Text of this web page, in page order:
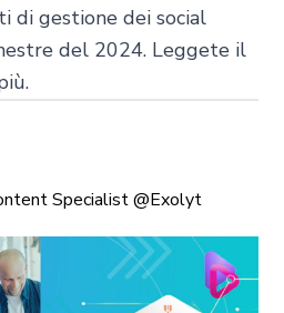
di gestione dei social
del 2024. Leggete il
Specialist @Exolyt